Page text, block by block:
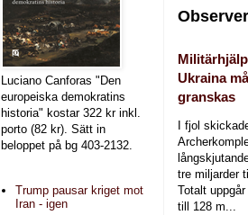
Luciano Canforas "Den
europeiska demokratins
historia" kostar 322 kr inkl.
porto (82 kr). Sätt in
beloppet på bg 403-2132.
Trump pausar kriget mot
Iran - igen
Ukraina
granskas
I fjol
tre miljarder
Totalt
till 128 m...